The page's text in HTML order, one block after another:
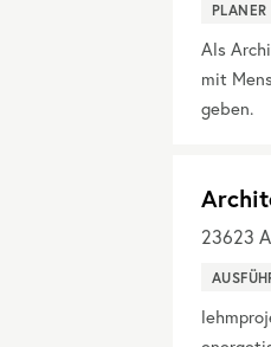
PLANER
Als
mit
geben.
23623